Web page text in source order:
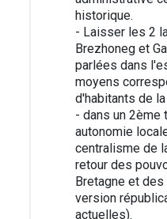
historique.
- Laisser les 2
Brezhoneg et
parlées dans
moyens
d'habitants de
- dans un 2ème
autonomie
centralisme de
retour des
Bretagne et
version
actuelles).